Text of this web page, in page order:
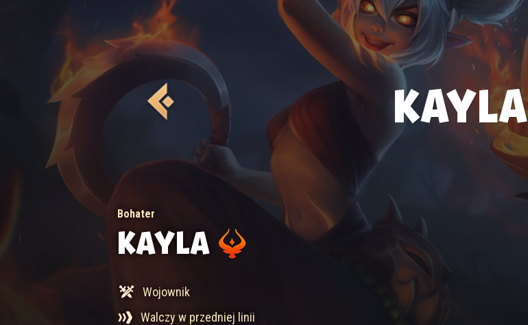
KAYLA
Bohater
KAYLA
Wojownik
Walczy w przedniej linii